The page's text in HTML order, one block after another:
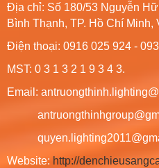
Địa chỉ: Số 180/53 Nguyễn
Bình Thạnh, TP. Hồ Chí Minh,
Điện thoại: 0916 025 924 -
MST: 0 3 1 3 2 1 9 3 4 3.
Email:
Website: http://